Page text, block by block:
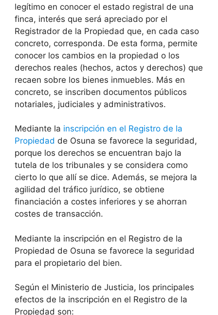
legítimo en conocer el estado registral de una
finca, interés que será apreciado por el
Registrador de la Propiedad que, en cada caso
concreto, corresponda. De esta forma, permite
conocer los cambios en la propiedad o los
derechos reales (hechos, actos y derechos) que
recaen sobre los bienes inmuebles. Más en
concreto, se inscriben documentos públicos
notariales, judiciales y administrativos.
Mediante la inscripción en el Registro de la
Propiedad de Osuna se favorece la seguridad,
porque los derechos se encuentran bajo la
tutela de los tribunales y se considera como
cierto lo que allí se dice. Además, se mejora la
agilidad del tráfico jurídico, se obtiene
financiación a costes inferiores y se ahorran
costes de transacción.
Mediante la inscripción en el Registro de la
Propiedad de Osuna se favorece la seguridad
para el propietario del bien.
Según el Ministerio de Justicia, los principales
efectos de la inscripción en el Registro de la
Propiedad son: